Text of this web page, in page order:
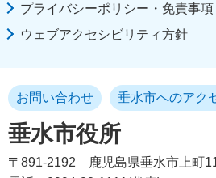
プライバシーポリシー・免責事
ウェブアクセシビリティ方針
垂水市役所
お問い合わせ 垂水市へのアク
〒891-2192
鹿児島県垂水市上町